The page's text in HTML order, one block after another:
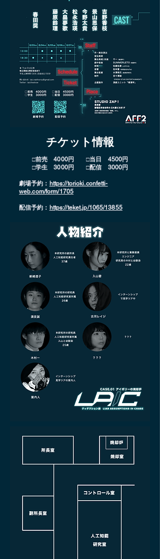
​チケット情報
□前売 4000円 □当日 4500円
□学生 3000円 □配信 3000円
劇場予約： https://torioki.confetti-
web.com/form/1705
​配信予約： https://teket.jp/1065/13855